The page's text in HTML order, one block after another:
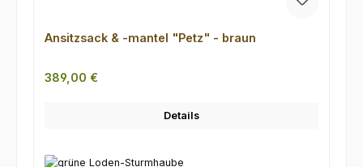
Ansitzsack & -mantel "Petz" - braun
Regulärer Preis:
389,00 €
Details